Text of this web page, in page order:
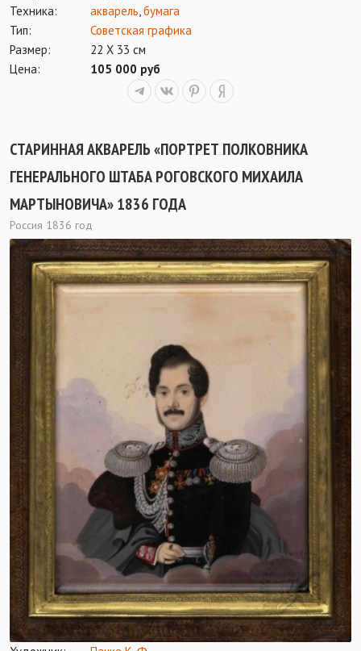
Техника:
акварель бумага
Тип:
Советская графика
Размер:
22 Х 33 см
Цена:
105 000 руб
СТАРИННАЯ АКВАРЕЛЬ «ПОРТРЕТ ПОЛКОВНИКА
ГЕНЕРАЛЬНОГО ШТАБА РОГОВСКОГО МИХАИЛА
МАРТЫНОВИЧА» 1836 ГОДА
Россия 1836 год